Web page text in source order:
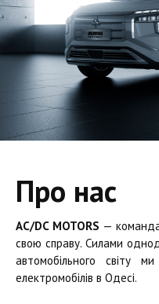
Про нас
AC/DC MOTORS —
свою справу. Силами
автомобільного світу
електромобілів в Одесі.